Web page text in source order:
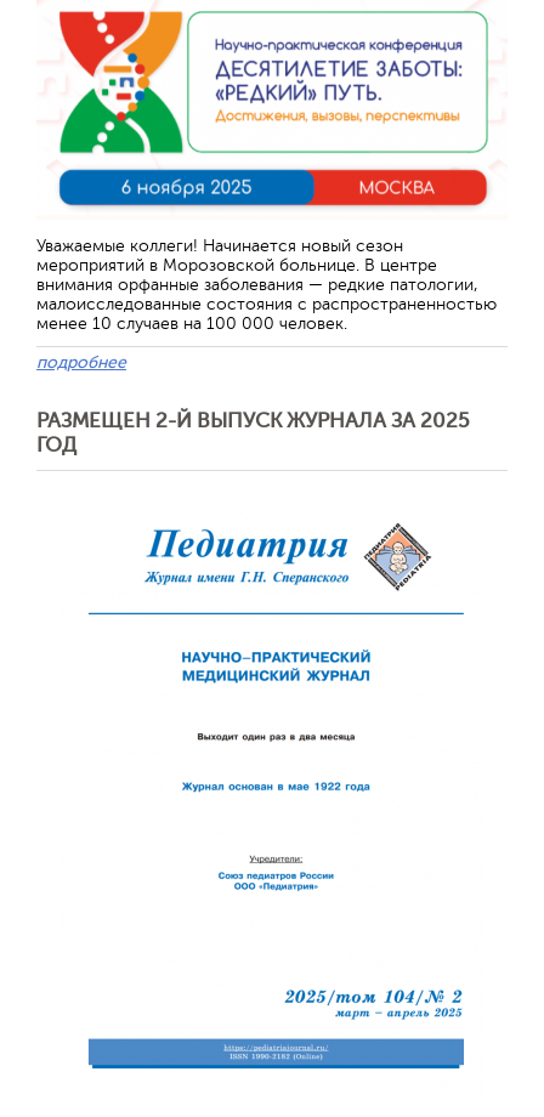
Уважаемые коллеги! Начинается новый сезон
мероприятий в Морозовской больнице. В центре
внимания орфанные заболевания — редкие патологии,
малоисследованные состояния с распространенностью
менее 10 случаев на 100 000 человек.
подробнее
РАЗМЕЩЕН 2-Й ВЫПУСК ЖУРНАЛА ЗА 2025
ГОД